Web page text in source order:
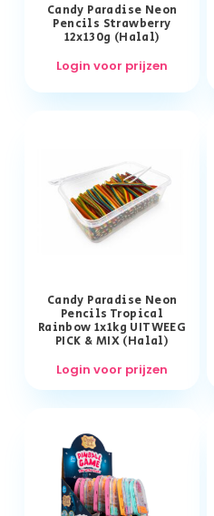
Candy Paradise Neon
Pencils Strawberry
12x130g (Halal)
Login voor prijzen
Candy Paradise Neon
Pencils Tropical
Rainbow 1x1kg UITWEEG
PICK & MIX (Halal)
Login voor prijzen